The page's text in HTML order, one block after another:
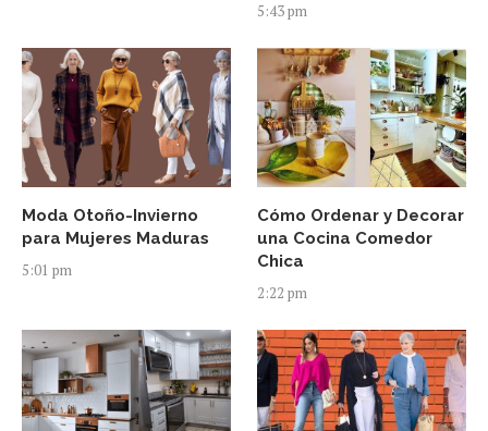
5:43 pm
Moda Otoño-Invierno
para Mujeres Maduras
5:01 pm
Cómo Ordenar y Decorar
una Cocina Comedor
Chica
2:22 pm